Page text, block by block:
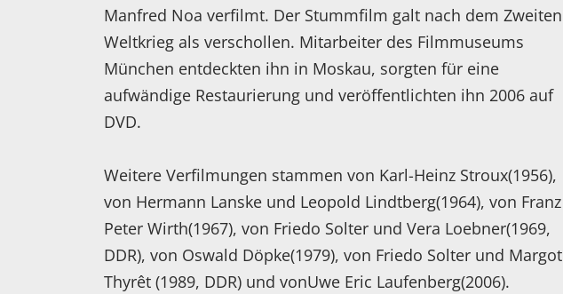
Manfred Noa verfilmt. Der Stummfilm galt nach dem Zweiten
Weltkrieg als verschollen. Mitarbeiter des Filmmuseums
München entdeckten ihn in Moskau, sorgten für eine
aufwändige Restaurierung und veröffentlichten ihn 2006 auf
DVD.
Weitere Verfilmungen stammen von Karl-Heinz Stroux(1956),
von Hermann Lanske und Leopold Lindtberg(1964), von Franz
Peter Wirth(1967), von Friedo Solter und Vera Loebner(1969,
DDR), von Oswald Döpke(1979), von Friedo Solter und Margot
Thyrêt (1989, DDR) und vonUwe Eric Laufenberg(2006).